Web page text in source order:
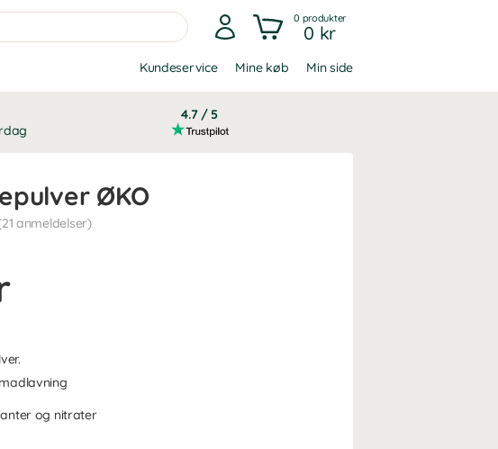
0 produkter
0 kr
Kundeservice Mine køb Min side
4.7 / 5
ØKO
anmeldelser)
og nitrater